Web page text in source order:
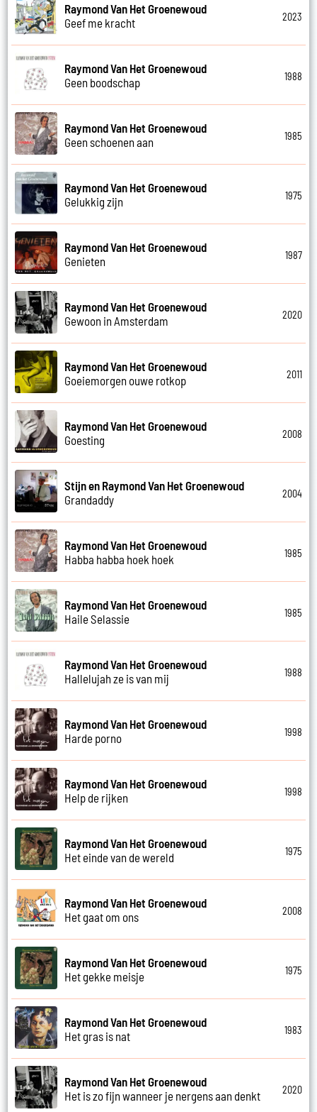
Raymond Van Het Groenewoud
Geef me kracht
2023
Raymond Van Het Groenewoud
Geen boodschap
1988
Raymond Van Het Groenewoud
Geen schoenen aan
1985
Raymond Van Het Groenewoud
Gelukkig zijn
1975
Raymond Van Het Groenewoud
Genieten
1987
Raymond Van Het Groenewoud
Gewoon in Amsterdam
2020
Raymond Van Het Groenewoud
Goeiemorgen ouwe rotkop
2011
Raymond Van Het Groenewoud
Goesting
2008
Stijn en Raymond Van Het Groenewoud
Grandaddy
2004
Raymond Van Het Groenewoud
Habba habba hoek hoek
1985
Raymond Van Het Groenewoud
Haile Selassie
1985
Raymond Van Het Groenewoud
Hallelujah ze is van mij
1988
Raymond Van Het Groenewoud
Harde porno
1998
Raymond Van Het Groenewoud
Help de rijken
1998
Raymond Van Het Groenewoud
Het einde van de wereld
1975
Raymond Van Het Groenewoud
Het gaat om ons
2008
Raymond Van Het Groenewoud
Het gekke meisje
1975
Raymond Van Het Groenewoud
Het gras is nat
1983
Raymond Van Het Groenewoud
Het is zo fijn wanneer je nergens aan denkt
2020